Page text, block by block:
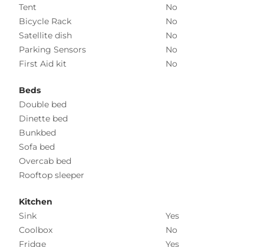
Tent
No
Bicycle Rack
No
Satellite dish
No
Parking Sensors
No
First Aid kit
No
Beds
Double bed
Dinette bed
Bunkbed
Sofa bed
Overcab bed
Rooftop sleeper
Kitchen
Sink
Yes
Coolbox
No
Fridge
Yes